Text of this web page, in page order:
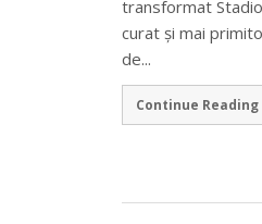
transformat
curat și mai
de...
Continue Reading